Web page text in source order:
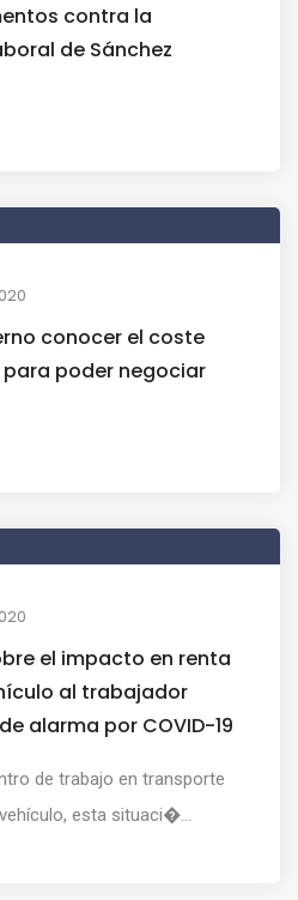
contra la
de Sánchez
conocer el coste
para poder negociar
el impacto en renta
al trabajador
alarma por COVID-19
de trabajo en transporte
esta situaci�...